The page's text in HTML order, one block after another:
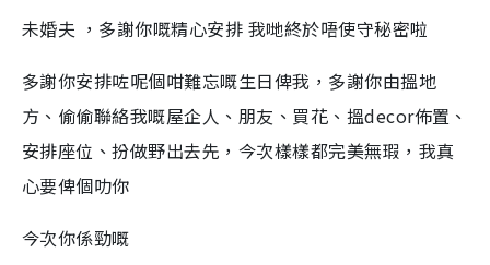
未婚夫 ，多謝你嘅精心安排 我哋終於唔使守秘密啦
多謝你安排咗呢個咁難忘嘅生日俾我，多謝你由搵地
方、偷偷聯絡我嘅屋企人、朋友、買花、搵decor佈置、
安排座位、扮做野出去先，今次樣樣都完美無瑕，我真
心要俾個叻你
今次你係勁嘅